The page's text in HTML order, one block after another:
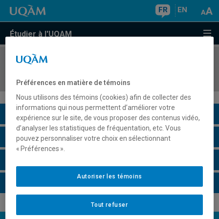
FR EN
Étudier à l'UQAM
COURS//
Description du cours
Horaire - Été 2026
Préférences en matière de témoins
Nous utilisons des témoins (cookies) afin de collecter des
informations qui nous permettent d’améliorer votre
expérience sur le site, de vous proposer des contenus vidéo,
d’analyser les statistiques de fréquentation, etc. Vous
pouvez personnaliser votre choix en sélectionnant
« Préférences ».
Tout refuser
Autoriser les témoins